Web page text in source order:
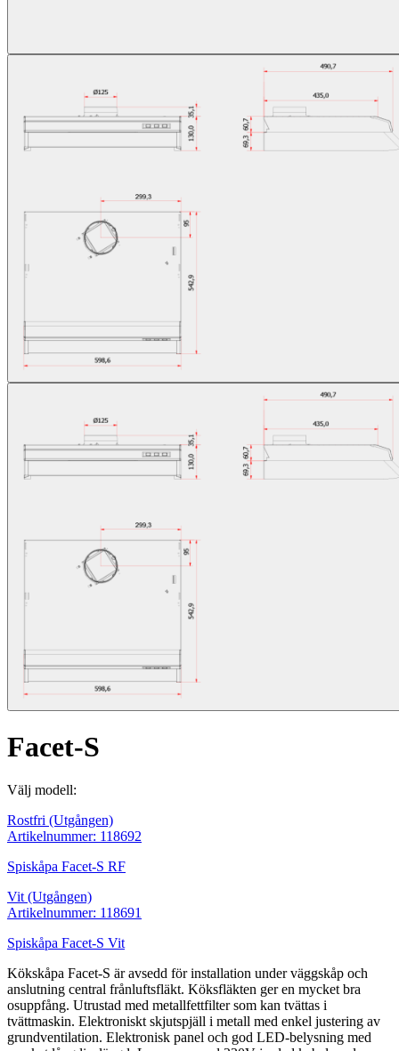
Facet-S
Välj modell:
Rostfri (Utgången)
Artikelnummer: 118692
Spiskåpa Facet-S RF
Vit (Utgången)
Artikelnummer: 118691
Spiskåpa Facet-S Vit
Kökskåpa Facet-S är avsedd för installation under väggskåp och
anslutning central frånluftsfläkt. Köksfläkten ger en mycket bra
osuppfång. Utrustad med metallfettfilter som kan tvättas i
tvättmaskin. Elektroniskt skjutspjäll i metall med enkel justering av
grundventilation. Elektronisk panel och god LED-belysning med